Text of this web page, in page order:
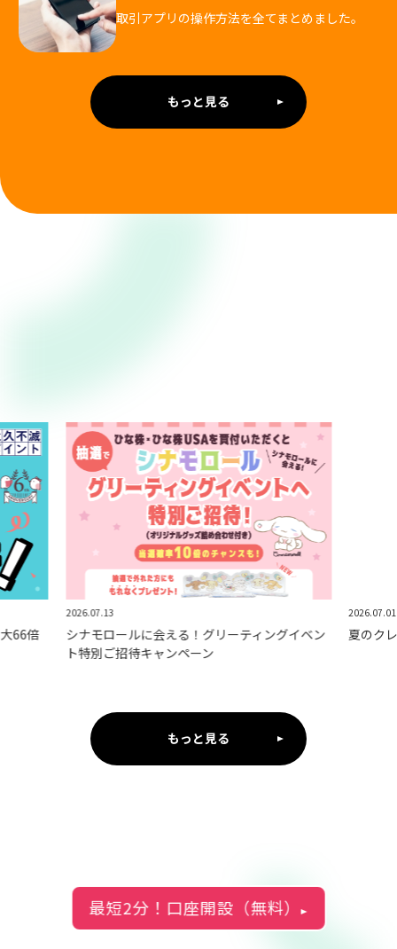
最短2分！口座開設（無料）
取引アプリの操作方法を全てまとめました。
もっと見る
66倍
2026.07.13
シナモロールに会える！ グリーティングイベン
ト特別ご招待キャンペーン
2026.07.01
夏のク
もっと見る